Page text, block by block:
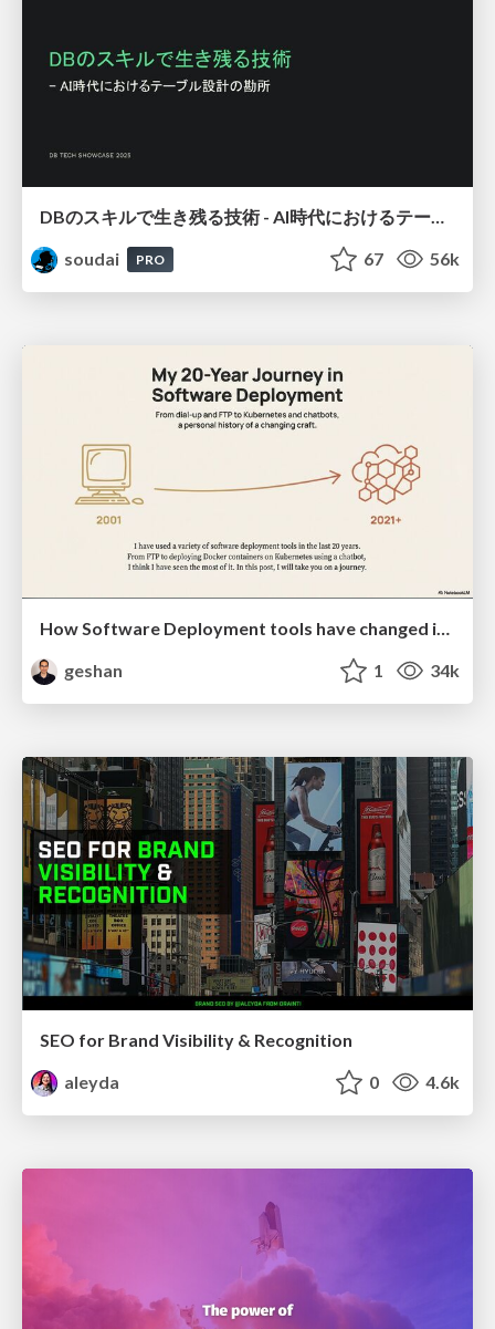
soudai
PRO 67 56k
How Software Deployment tools have changed in the past 20 years
geshan
1 34k
SEO for Brand Visibility & Recognition
aleyda
0 4.6k